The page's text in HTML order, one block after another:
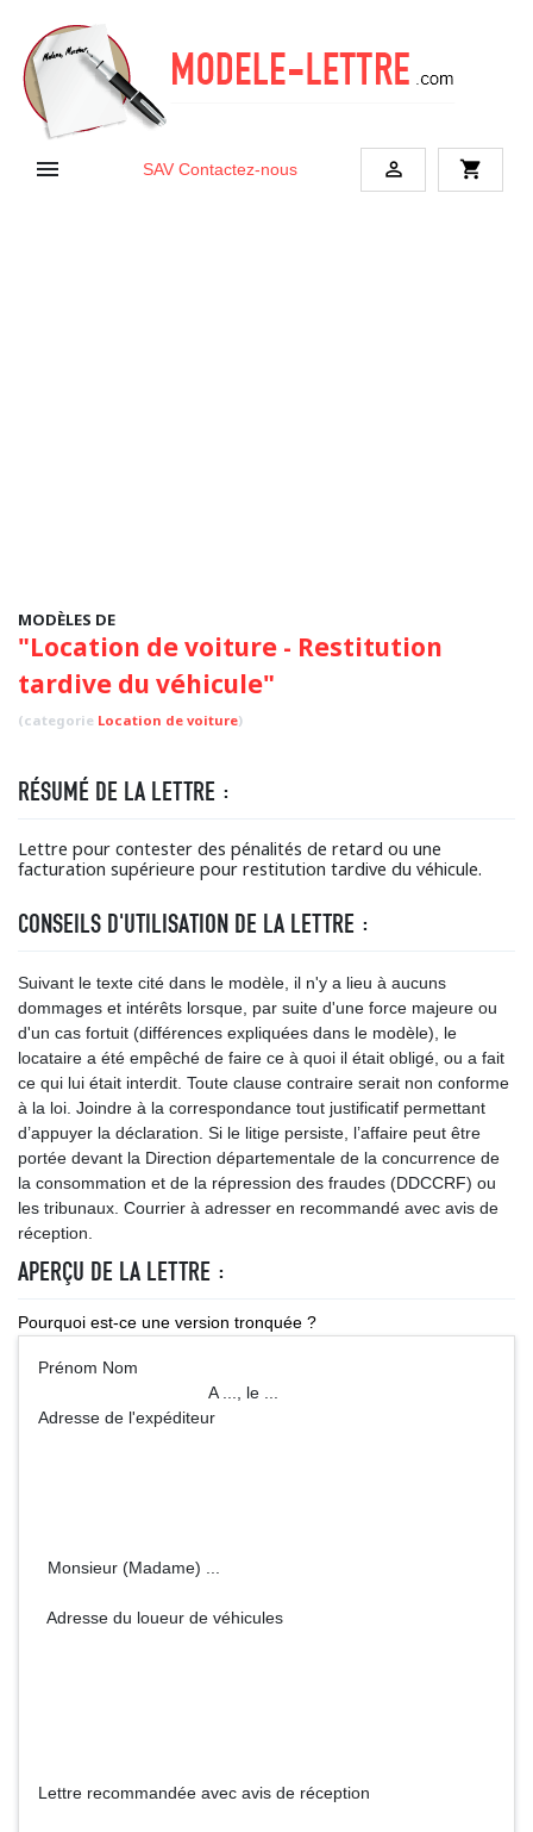
 SAV Contactez-nous  shopping_cart
MODÈLES DE
"Location de voiture - Restitution
tardive du véhicule"
(categorie Location de voiture)
RÉSUMÉ DE LA LETTRE :
Lettre pour contester des pénalités de retard ou une
facturation supérieure pour restitution tardive du véhicule.
CONSEILS D'UTILISATION DE LA LETTRE :
Suivant le texte cité dans le modèle, il n'y a lieu à aucuns
dommages et intérêts lorsque, par suite d'une force majeure ou
d'un cas fortuit (différences expliquées dans le modèle), le
locataire a été empêché de faire ce à quoi il était obligé, ou a fait
ce qui lui était interdit. Toute clause contraire serait non conforme
à la loi. Joindre à la correspondance tout justificatif permettant
d’appuyer la déclaration. Si le litige persiste, l’affaire peut être
portée devant la Direction départementale de la concurrence de
la consommation et de la répression des fraudes (DDCCRF) ou
les tribunaux. Courrier à adresser en recommandé avec avis de
réception.
APERÇU DE LA LETTRE :
Pourquoi est-ce une version tronquée ?
Prénom Nom
A ..., le ...
Adresse de l'expéditeur
Monsieur (Madame) ...
Adresse du loueur de véhicules
Lettre recommandée avec avis de réception